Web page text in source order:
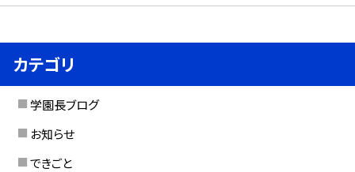
カテゴリ
学園長ブログ
お知らせ
できごと